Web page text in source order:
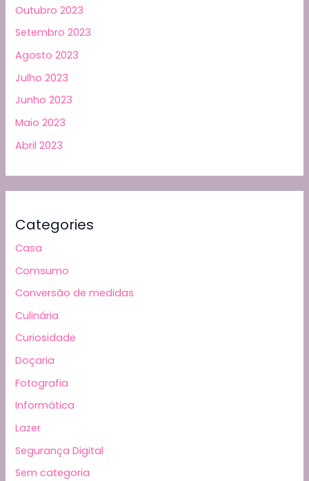
Outubro 2023
Setembro 2023
Agosto 2023
Julho 2023
Junho 2023
Maio 2023
Abril 2023
Categories
Casa
Comsumo
Conversão de medidas
Culinária
Curiosidade
Doçaria
Fotografia
Informática
Lazer
Segurança Digital
Sem categoria